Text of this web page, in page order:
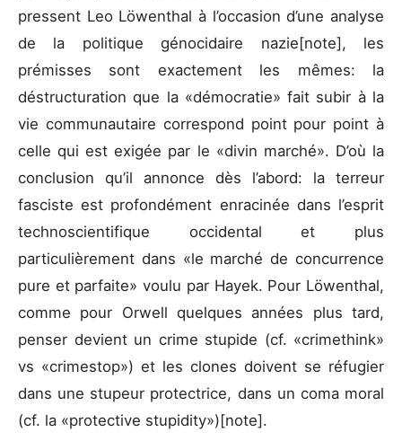
pressent Leo Löwenthal à l’occasion d’une analyse
de la politique génocidaire nazie[note], les
prémisses sont exactement les mêmes: la
déstructuration que la «démocratie» fait subir à la
vie communautaire correspond point pour point à
celle qui est exigée par le «divin marché». D’où la
conclusion qu’il annonce dès l’abord: la terreur
fasciste est profondément enracinée dans l’esprit
technoscientifique occidental et plus
particulièrement dans «le marché de concurrence
pure et parfaite» voulu par Hayek. Pour Löwenthal,
comme pour Orwell quelques années plus tard,
penser devient un crime stupide (cf. «crimethink»
vs «crimestop») et les clones doivent se réfugier
dans une stupeur protectrice, dans un coma moral
(cf. la «protective stupidity»)[note].